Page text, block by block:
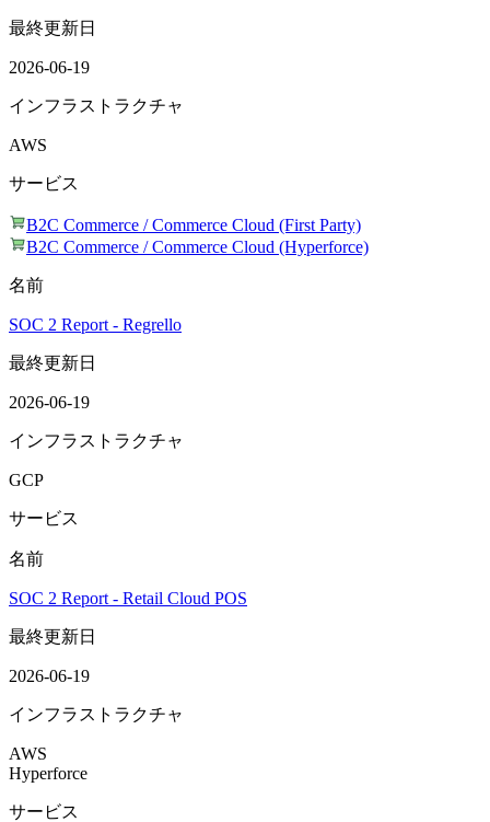
最終更新日
2026-06-19
インフラストラクチャ
AWS
サービス
B2C Commerce / Commerce Cloud (First Party)
B2C Commerce / Commerce Cloud (Hyperforce)
名前
SOC 2 Report - Regrello
最終更新日
2026-06-19
インフラストラクチャ
GCP
サービス
名前
SOC 2 Report - Retail Cloud POS
最終更新日
2026-06-19
インフラストラクチャ
AWS
Hyperforce
サービス